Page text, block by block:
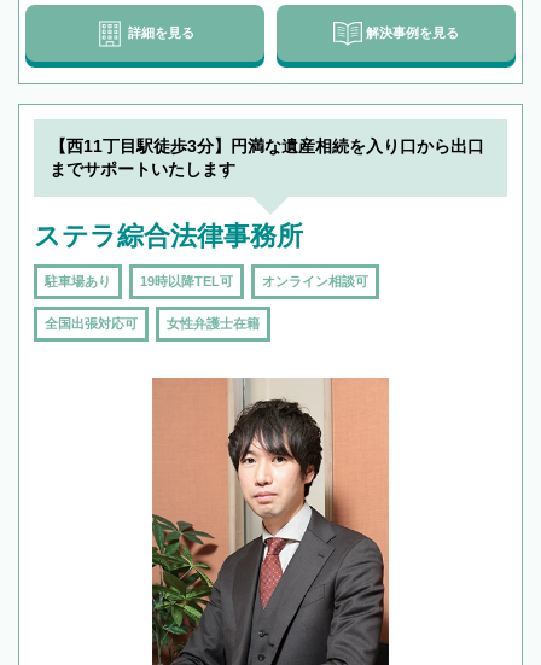
詳細を見る 解決事例を見る
【西11丁目駅徒歩3分】円満な遺産相続を入り口から出口
までサポートいたします
ステラ綜合法律事務所
駐車場あり 19時以降TEL可 オンライン相談可
全国出張対応可 女性弁護士在籍